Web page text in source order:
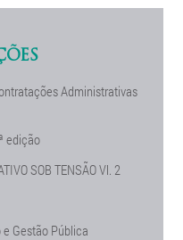
Administrativas
edição
SOB TENSÃO Vl. 2
Gestão Pública